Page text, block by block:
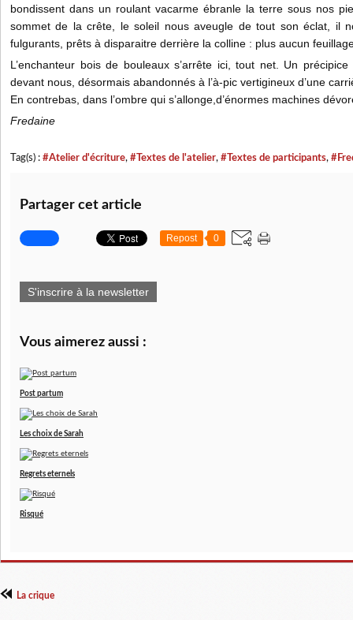
bondissent dans un roulant vacarme ébranle la terre sous nos
sommet de la crête, le soleil nous aveugle de tout son éclat, il
fulgurants, prêts à disparaitre derrière la colline : plus aucun
L’enchanteur bois de bouleaux s’arrête ici, tout net. Un précipice
devant nous, désormais abandonnés à l’à-pic vertigineux d’une
En contrebas, dans l’ombre qui s’allonge,d’énormes machines
Fredaine
Tag(s) : #Atelier d'écriture, #Textes de l'atelier, #Textes de participants,
Partager cet article
Repost 0
S'inscrire à la newsletter
Vous aimerez aussi :
Post partum
Les choix de Sarah
Regrets eternels
Risqué
La crique